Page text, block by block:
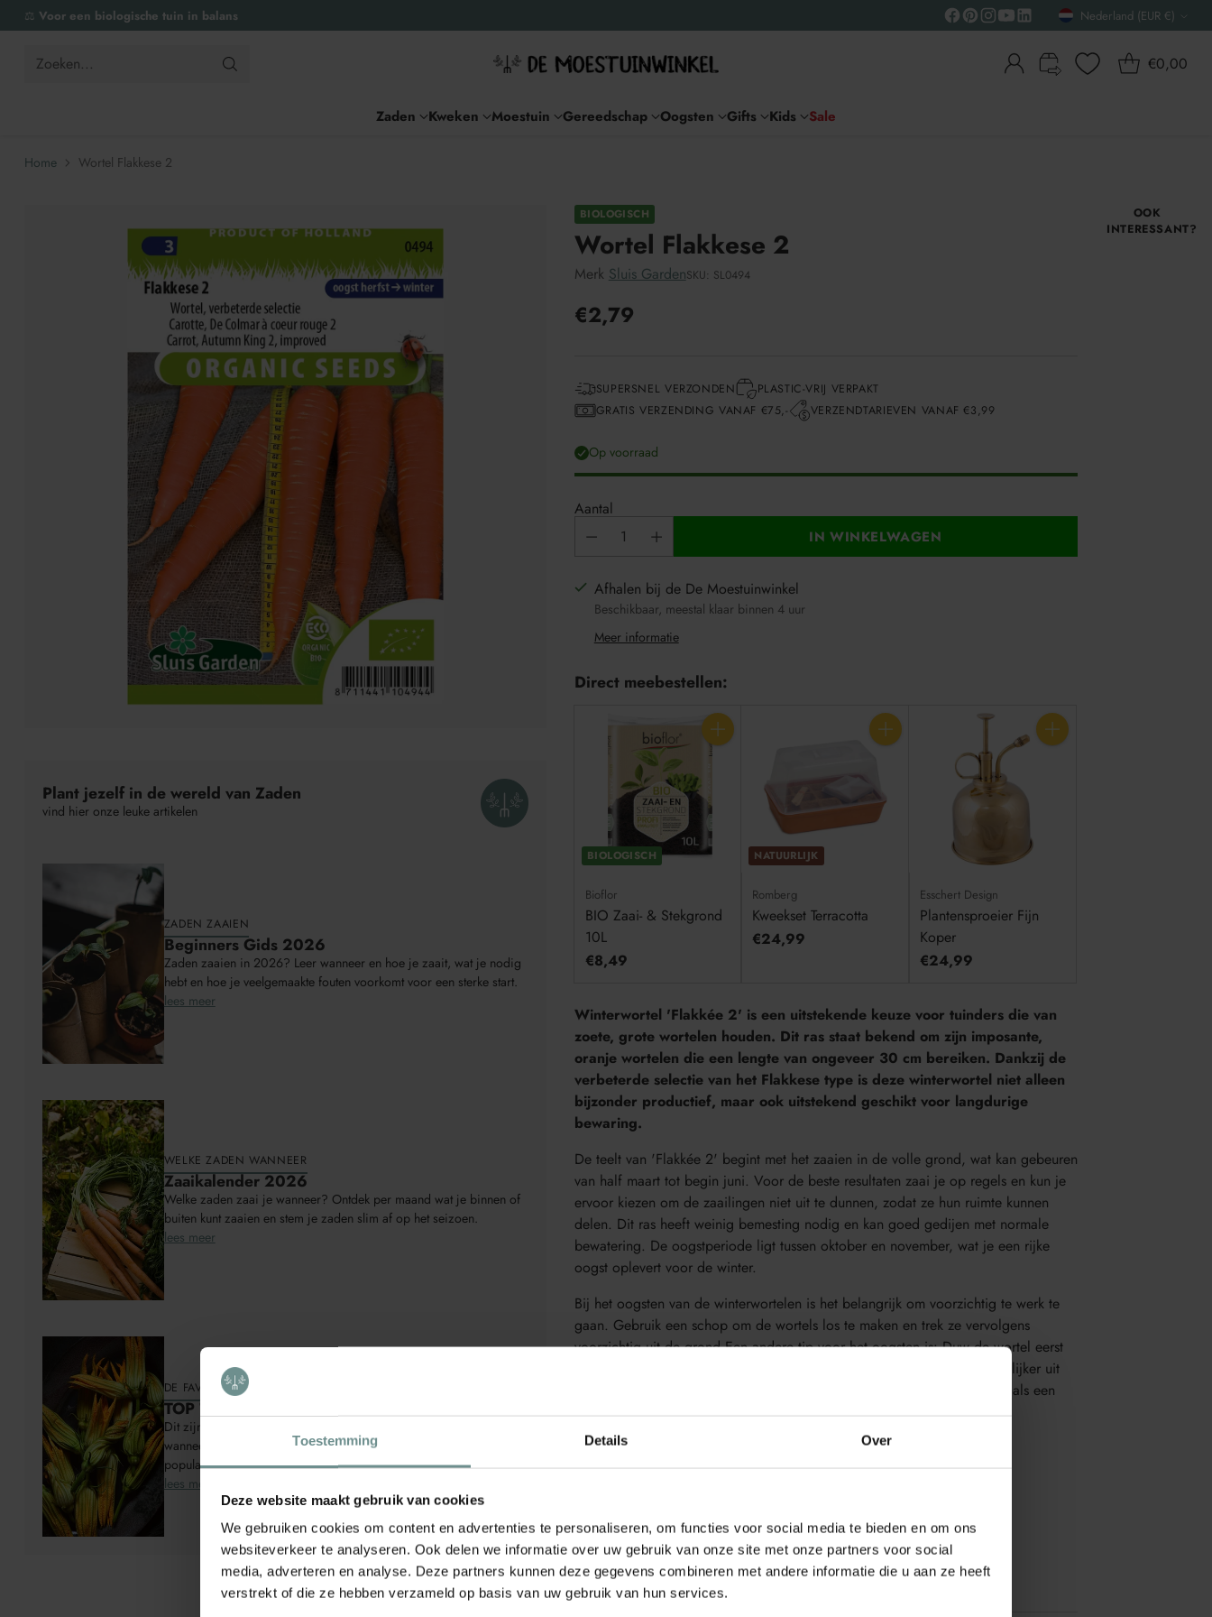
Toestemming Details Over
Deze website maakt gebruik van cookies
We gebruiken cookies om content en advertenties te personaliseren, om functies voor social media te bieden en om ons
websiteverkeer te analyseren. Ook delen we informatie over uw gebruik van onze site met onze partners voor social
media, adverteren en analyse. Deze partners kunnen deze gegevens combineren met andere informatie die u aan ze heeft
verstrekt of die ze hebben verzameld op basis van uw gebruik van hun services.
⚖️Voor een biologische tuin in balans Valuta Nederland (EUR €)
Zoeken... €0,00
Zaden Kweken Moestuin Gereedschap Oogsten Gifts Kids Sale
Home Wortel Flakkese 2
Plant jezelf in de wereld van Zaden
vind hier onze leuke artikelen
ZADEN ZAAIEN
Beginners Gids 2026
Zaden zaaien in 2026? Leer wanneer en hoe je zaait, wat je nodig
hebt en hoe je veelgemaakte fouten voorkomt voor een sterke start.
lees meer
WELKE ZADEN WANNEER
Zaaikalender 2026
Welke zaden zaai je wanneer? Ontdek per maand wat je binnen of
buiten kunt zaaien en stem je zaden slim af op het seizoen.
lees meer
DE FAVORIETEN
TOP 7 Bestverkochte Zaden
Dit zijn de 7 meest gezaaide moestuinzaden van 2026. Bekijk
wanneer je ze zaait, hoe makkelijk ze zijn en waarom ze zo
populair zijn.
lees meer
BIOLOGISCH
Wortel Flakkese 2
Merk Sluis GardenSKU: SL0494
Adviesprijs
€2,79
SUPERSNEL VERZONDEN
PLASTIC-VRIJ VERPAKT
GRATIS VERZENDING VANAF €75,-
VERZENDTARIEVEN VANAF €3,99
Op voorraad
Aantal
IN WINKELWAGEN
Afhalen bij de De Moestuinwinkel
Beschikbaar, meestal klaar binnen 4 uur
Meer informatie
Direct meebestellen:
BIOLOGISCH
Aantal
Bioflor
BIO Zaai- & Stekgrond
10L
€8,49
NATUURLIJK
Aantal
Romberg
Kweekset Terracotta
€24,99
Aantal
Esschert Design
Plantensproeier Fijn
Koper
€24,99
Winterwortel 'Flakkée 2' is een uitstekende keuze voor tuinders die van
zoete, grote wortelen houden. Dit ras staat bekend om zijn imposante,
oranje wortelen die een lengte van ongeveer 30 cm bereiken. Dankzij de
verbeterde selectie van het Flakkese type is deze winterwortel niet alleen
bijzonder productief, maar ook uitstekend geschikt voor langdurige
bewaring.
De teelt van 'Flakkée 2' begint met het zaaien in de volle grond, wat kan gebeuren
van half maart tot begin juni. Voor de beste resultaten zaai je op regels en kun je
ervoor kiezen om de zaailingen niet uit te dunnen, zodat ze hun ruimte kunnen
delen. Dit ras heeft weinig bemesting nodig en kan goed gedijen met normale
bewatering. De oogstperiode ligt tussen oktober en november, wat je een rijke
oogst oplevert voor de winter.
Bij het oogsten van de winterwortelen is het belangrijk om voorzichtig te werk te
gaan. Gebruik een schop om de wortels los te maken en trek ze vervolgens
voorzichtig uit de grond.Een andere tip voor het oogsten is: Duw de wortel eerst
naar beneden om hem wat losser te duwen. Hierna kan je hem er makkelijker uit
Deze zoete wortelen zijn heerlijk in verschillende gerechten, zoals een
verwarmende wortelstoofpot of geroosterde wortelen met kruiden.
ZADENPASPOORT
🏷️ WAT BEN IK?
Naam:Wortel Flakkese 2
OOK
INTERESSANT?